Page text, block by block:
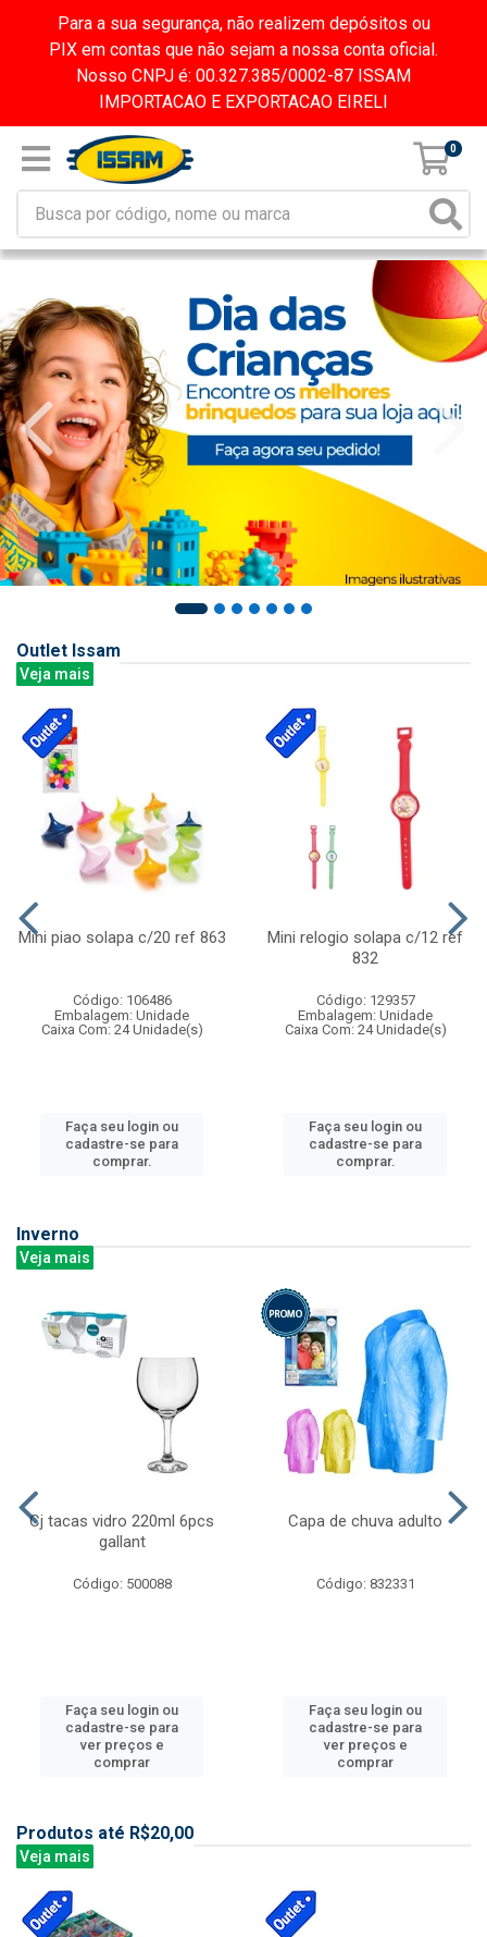
Para a sua segurança, não realizem depósitos ou
PIX em contas que não sejam a nossa conta oficial.
Nosso CNPJ é: 00.327.385/0002-87 ISSAM
IMPORTACAO E EXPORTACAO EIRELI
0
Outlet Issam
Veja mais
Mini piao solapa c/20 ref 863
Código: 106486
Embalagem: Unidade
Caixa Com: 24 Unidade(s)
Faça seu login ou
cadastre-se para
comprar.
Mini relogio solapa c/12 ref
832
Código: 129357
Embalagem: Unidade
Caixa Com: 24 Unidade(s)
Faça seu login ou
cadastre-se para
comprar.
Inverno
Veja mais
Cj tacas vidro 220ml 6pcs
gallant
Código: 500088
Faça seu login ou
cadastre-se para
ver preços e
comprar
Capa de chuva adulto
Código: 832331
Faça seu login ou
cadastre-se para
ver preços e
comprar
Produtos até R$20,00
Veja mais